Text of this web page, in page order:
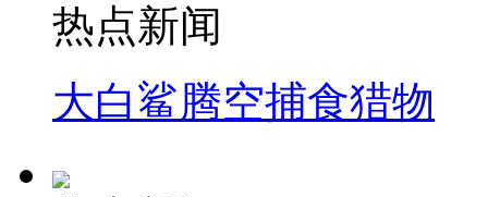
热点新闻
大白鲨腾空捕食猎物